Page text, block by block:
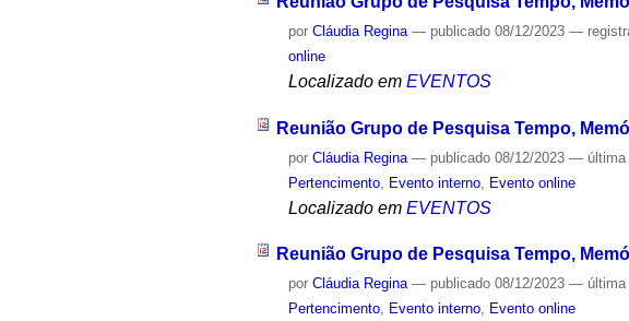
porCláudia Regina — publicado 08/12/2023—
online
Localizado em EVENTOS
Reunião Grupo de Pesquisa Tempo,
porCláudia Regina — publicado 08/12/2023—
Pertencimento Evento interno Evento online
Localizado em EVENTOS
Reunião Grupo de Pesquisa Tempo,
porCláudia Regina — publicado 08/12/2023—
Pertencimento, Evento interno, Evento online